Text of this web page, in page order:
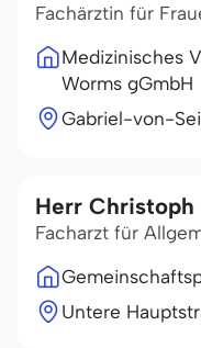
Fachärztin für
Medizinisches
Worms gGmbH
Gabriel-von-
Herr Christoph
Facharzt für
Untere